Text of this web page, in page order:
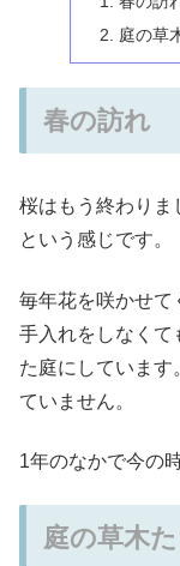
庭の草
春の訪れ
桜はもう終わりま
という感じです。
毎年花を咲かせて
手入れをしなくて
た庭にしています
ていません。
1年のなかで今の
庭の草木